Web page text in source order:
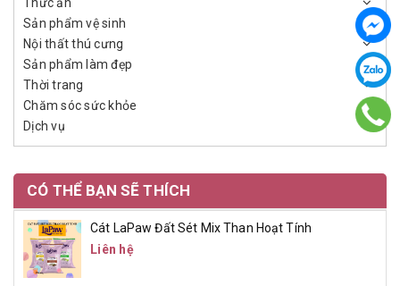
Thức ăn
Sản phẩm vệ sinh
Nội thất thú cưng
Sản phẩm làm đẹp
Thời trang
Chăm sóc sức khỏe
Dịch vụ
CÓ THỂ BẠN SẼ THÍCH
Cát LaPaw Đất Sét Mix Than Hoạt Tính
Liên hệ